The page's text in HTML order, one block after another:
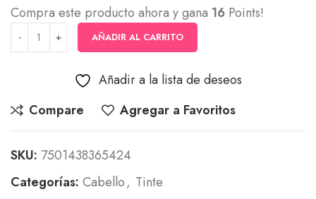
Compra este producto ahora y gana 16 Points!
AÑADIR AL CARRITO
Añadir a la lista de deseos
Compare
Agregar a Favoritos
SKU: 7501438365424
Categorías: Cabello, Tinte